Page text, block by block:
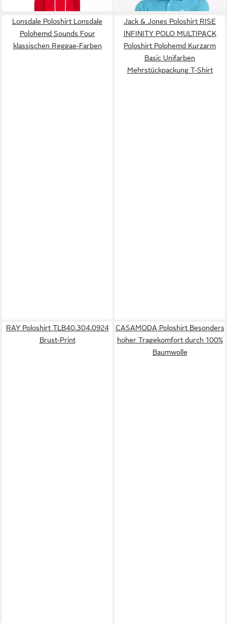
Funktionsmaterial mit
Knopfleiste
Lonsdale Poloshirt Lonsdale
Polohemd Sounds Four
klassischen Reggae-Farben
Jack & Jones Poloshirt RISE
INFINITY POLO MULTIPACK
Poloshirt Polohemd Kurzarm
Basic Unifarben
Mehrstückpackung T-Shirt
RAY Poloshirt TLB40.304.0924
Brust-Print
CASAMODA Poloshirt Besonders
hoher Tragekomfort durch 100%
Baumwolle